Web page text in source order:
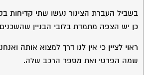
בשביל העברת הצינור נעשו שתי קדיחות
כן יש הצפה מתמדת בלובי הבניין
ראוי לציין כי אין לנו דרך למצוא אותה
שמה הפרטי ואת מספר הרכב שלה.